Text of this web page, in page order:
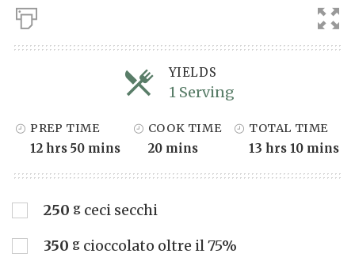
YIELDS
1 ServingServings
PREP TIME
12 hrs 50 mins
COOK TIME
20 mins
TOTAL TIME
13 hrs 10 mins
250 g ceci secchi
350 g cioccolato oltre il 75%